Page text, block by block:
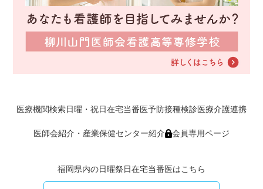
医療機関検索日曜・祝日在宅当番医予防接種検診医療介護連携
医師会紹介・産業保健センター紹介 会員専用ページ
福岡県内の日曜祭日在宅当番医はこちら